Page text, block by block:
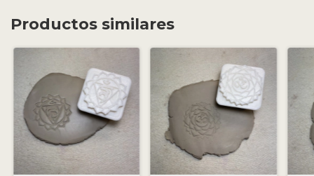
Productos similares